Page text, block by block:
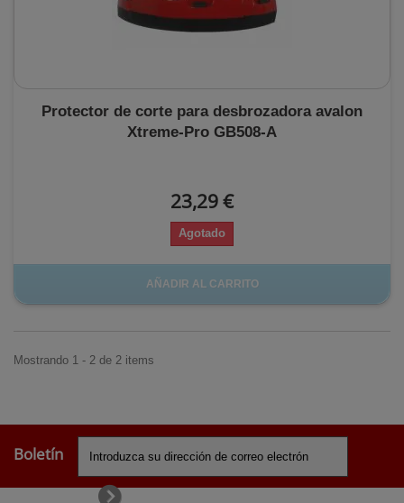
Protector de corte para desbrozadora avalon
Xtreme-Pro GB508-A
23,29 €
Agotado
AÑADIR AL CARRITO
Mostrando 1 - 2 de 2 items
Boletín